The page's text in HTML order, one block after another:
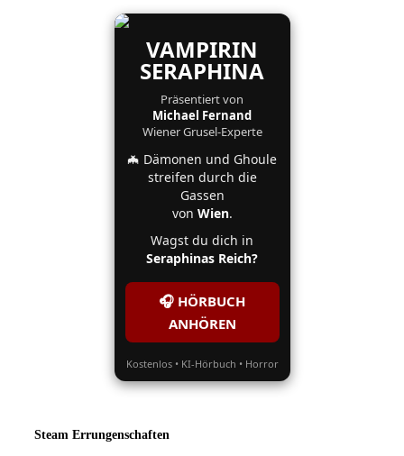
VAMPIRIN
SERAPHINA
Präsentiert von
Michael Fernand
Wiener Grusel-Experte
🦇 Dämonen und Ghoule
streifen durch die
Gassen
von Wien.
Wagst du dich in
Seraphinas Reich?
🎧 HÖRBUCH
ANHÖREN
Kostenlos • KI-Hörbuch • Horror
Steam Errungenschaften